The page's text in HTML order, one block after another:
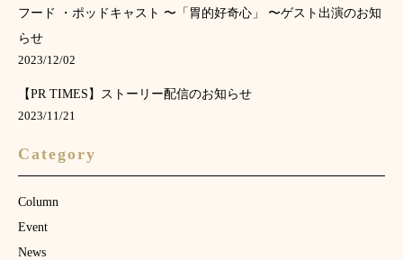
フード ・ポッドキャスト 〜「胃的好奇心」 〜ゲスト出演のお知
らせ
2023/12/02
【PR TIMES】ストーリー配信のお知らせ
2023/11/21
Category
Column
Event
News